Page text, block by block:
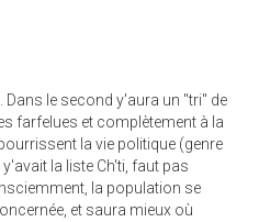
le second y'aura un "tri" de
farfelues et complètement à la
la vie politique (genre
la liste Ch'ti, faut pas
la population se
et saura mieux où